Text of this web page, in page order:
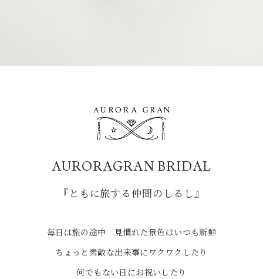
AURORAGRAN BRIDAL
『ともに旅する仲間のしるし』
毎日は旅の途中 見慣れた景色はいつも新鮮
ちょっと素敵な出来事にワクワクしたり
何でもない日にお祝いしたり